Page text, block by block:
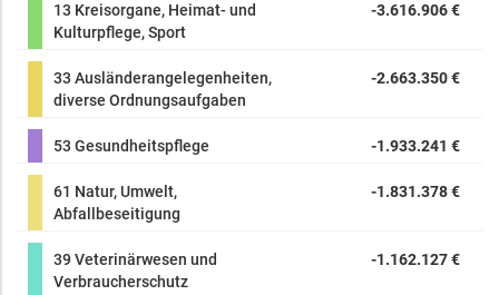
13 Kreisorgane, Heimat- und
Kulturpflege, Sport
-3.616.906 €
33 Ausländerangelegenheiten,
diverse Ordnungsaufgaben
-2.663.350 €
53 Gesundheitspflege -1.933.241 €
61 Natur, Umwelt,
Abfallbeseitigung
-1.831.378 €
39 Veterinärwesen und
Verbraucherschutz
-1.162.127 €